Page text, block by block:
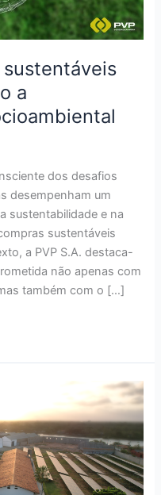
a
dos desafios
desempenham um
sustentabilidade e na
sustentáveis
a PVP S.A. destaca-
não apenas com
também com o […]